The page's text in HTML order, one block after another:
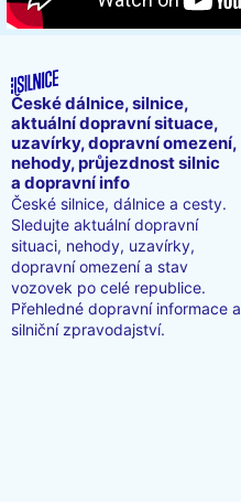
České dálnice, silnice,
aktuální dopravní situace,
uzavírky, dopravní omezení,
nehody, průjezdnost silnic
a dopravní info
České silnice, dálnice a cesty.
Sledujte aktuální dopravní
situaci, nehody, uzavírky,
dopravní omezení a stav
vozovek po celé republice.
Přehledné dopravní informace a
silniční zpravodajství.